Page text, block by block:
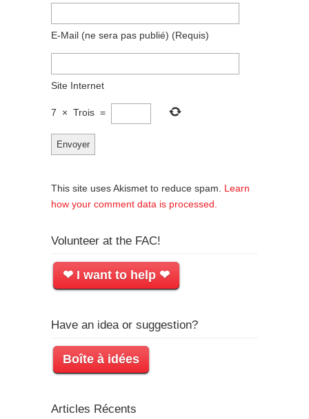
E-Mail (ne sera pas publié) (requis)
Site Internet
7 × Trois =
This site uses Akismet to reduce spam. Learn
how your comment data is processed.
Volunteer at the FAC!
❤ I want to help ❤
Have an idea or suggestion?
Boîte à idées
Articles Récents